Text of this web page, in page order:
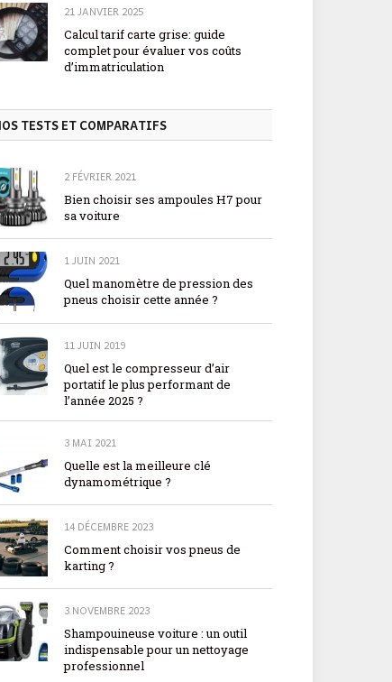
21 JANVIER 2025
Calcul tarif carte grise: guide
complet pour évaluer vos coûts
d’immatriculation
TESTS ET COMPARATIFS
2 FÉVRIER 2021
Bien choisir ses ampoules H7 pour
sa voiture
1 JUIN 2021
Quel manomètre de pression des
pneus choisir cette année ?
11 JUIN 2019
Quel est le compresseur d’air
portatif le plus performant de
l’année 2025 ?
3 MAI 2021
Quelle est la meilleure clé
dynamométrique ?
14 DÉCEMBRE 2023
Comment choisir vos pneus de
karting ?
3 NOVEMBRE 2023
Shampouineuse voiture : un outil
indispensable pour un nettoyage
professionnel